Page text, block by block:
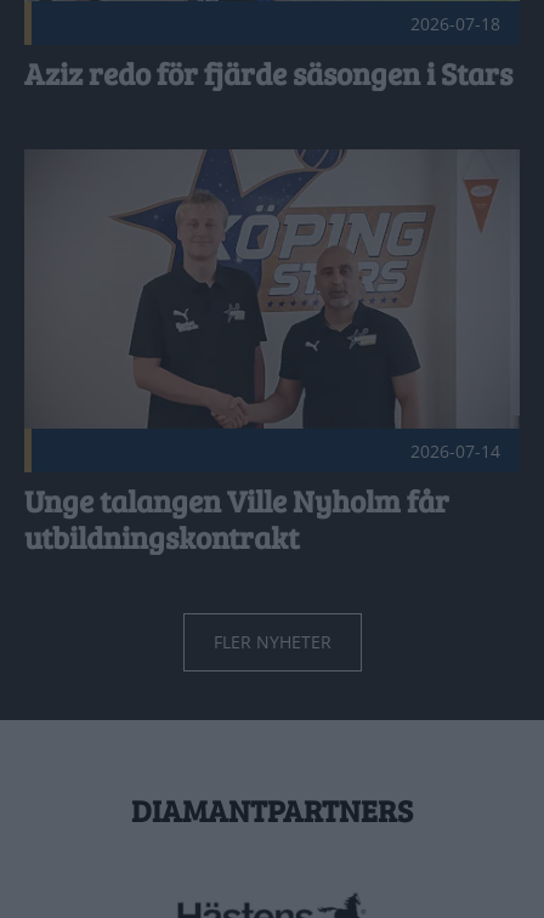
2026-07-18
Aziz redo för fjärde säsongen i Stars
Unge talangen Ville Nyholm får utbildningskontrakt
2026-07-14
Unge talangen Ville Nyholm får
utbildningskontrakt
FLER NYHETER
DIAMANTPARTNERS